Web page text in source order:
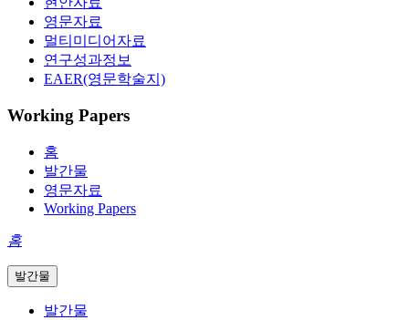
영문자료
멀티미디어자료
연구성과정보
EAER(영문학술지)
Working Papers
홈
발간물
영문자료
Working Papers
홈
발간물
발간물